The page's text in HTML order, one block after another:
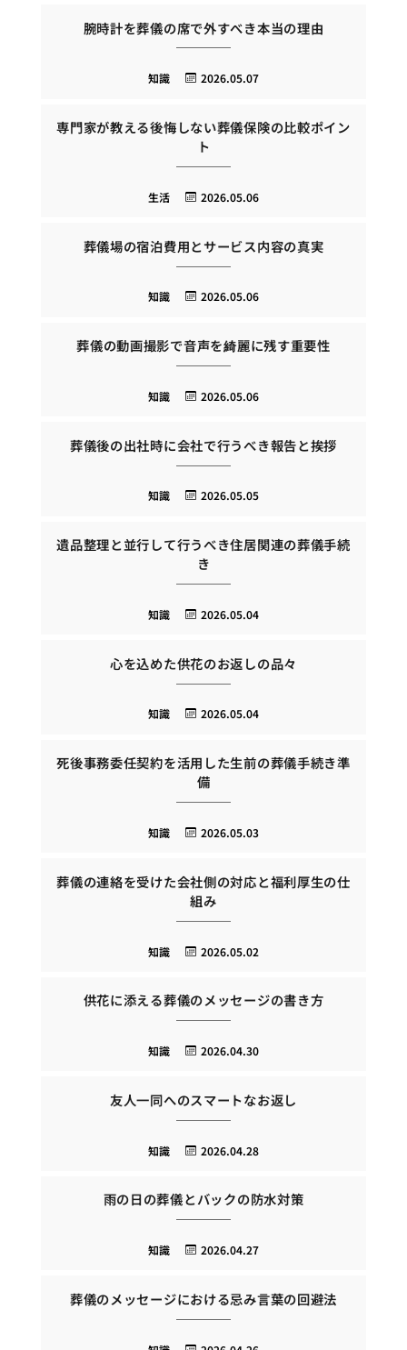
腕時計を葬儀の席で外すべき本当の理由
2026.05.07
知識
専門家が教える後悔しない葬儀保険の比較ポイン
ト
2026.05.06
生活
葬儀場の宿泊費用とサービス内容の真実
2026.05.06
知識
葬儀の動画撮影で音声を綺麗に残す重要性
2026.05.06
知識
葬儀後の出社時に会社で行うべき報告と挨拶
2026.05.05
知識
遺品整理と並行して行うべき住居関連の葬儀手続
き
2026.05.04
知識
心を込めた供花のお返しの品々
2026.05.04
知識
死後事務委任契約を活用した生前の葬儀手続き準
備
2026.05.03
知識
葬儀の連絡を受けた会社側の対応と福利厚生の仕
組み
2026.05.02
知識
供花に添える葬儀のメッセージの書き方
2026.04.30
知識
友人一同へのスマートなお返し
2026.04.28
知識
雨の日の葬儀とバックの防水対策
2026.04.27
知識
葬儀のメッセージにおける忌み言葉の回避法